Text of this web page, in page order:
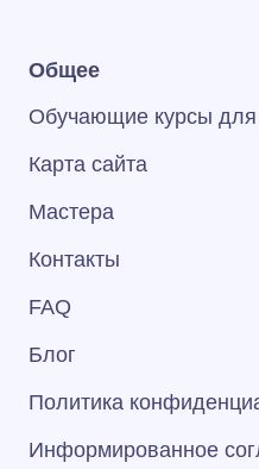
Общее
Обучающие курсы для
Карта сайта
Мастера
Контакты
FAQ
Блог
Политика
Информированное